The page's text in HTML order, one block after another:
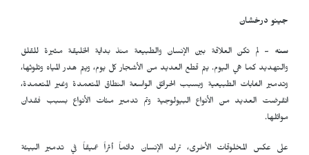
جينو درخشان
سنه - لم تكن العلاقة بين الإنسان والطبيعة منذ بداية الخليقة مثيرة للقلق
والتهديد كما هي اليوم. يتم قطع العديد من الأشجار كل يوم، ويتم هدر المياه وتلوثها،
وتدمير الغابات الطبيعية وبسبب الحرائق الواسعة النطاق المتعمدة وغير المتعمدة،
انقرضت العديد من الأنواع البيولوجية وتم تدمير مئات الأنواع بسبب فقدان
موائلها.
على عكس المخلوقات الأخرى، ترك الإنسان دائماً أثراً عميقاً في تدمير البيئة